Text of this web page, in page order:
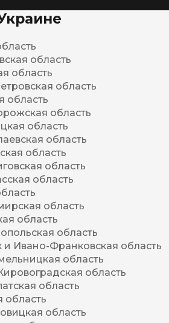
область
область
область
область
область
область
область
область
область
область
область
область
область
Ивано-Франковская область
область
область
область
область
область